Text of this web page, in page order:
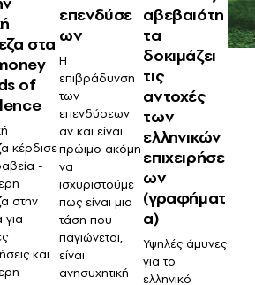
στα
of
κέρδισε
-
στην
και
επενδύσε
ων
Η
επιβράδυνση
των
επενδύσεων
αν και είναι
πρώιμο ακόμη
να
ισχυριστούμε
πως είναι μια
τάση που
παγιώνεται,
είναι
ανησυχητική
αβεβαιότη
τα
δοκιμάζει
τις
αντοχές
των
ελληνικών
επιχειρήσε
ων
(γραφήματ
α)
Υψηλές άμυνες
για το
ελληνικό